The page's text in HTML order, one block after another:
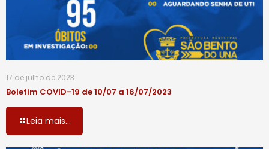
17 de julho de 2023
Boletim COVID-19 de 10/07 a 16/07/2023
Leia mais...